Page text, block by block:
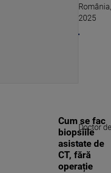
Cum se fac
biopsiile
asistate de
CT, fără
operație
2025
Doctor